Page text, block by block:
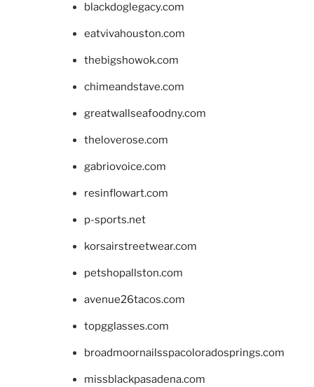
blackdoglegacy.com
eatvivahouston.com
thebigshowok.com
chimeandstave.com
greatwallseafoodny.com
theloverose.com
gabriovoice.com
resinflowart.com
p-sports.net
korsairstreetwear.com
petshopallston.com
avenue26tacos.com
topgglasses.com
broadmoornailsspacoloradosprings.com
missblackpasadena.com